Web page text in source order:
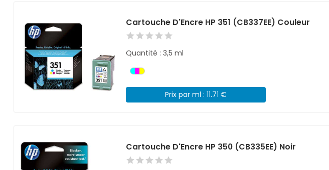
Cartouche D'Encre HP 351 (CB337EE) Couleur
Quantité : 3,5 ml
Prix par ml : 11.71 €
Cartouche D'Encre HP 350 (CB335EE) Noir